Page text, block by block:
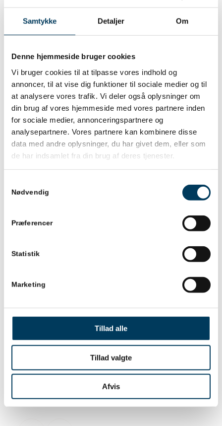
Samtykke Detaljer Om
Denne hjemmeside bruger cookies
Vi bruger cookies til at tilpasse vores indhold og
annoncer, til at vise dig funktioner til sociale medier og til
at analysere vores trafik. Vi deler også oplysninger om
din brug af vores hjemmeside med vores partnere inden
for sociale medier, annonceringspartnere og
analysepartnere. Vores partnere kan kombinere disse
data med andre oplysninger, du har givet dem, eller som
de har indsamlet fra din brug af deres tjenester.
Nødvendig
Præferencer
Statistik
Marketing
Tillad alle
Tillad valgte
Afvis
trykke download – du er nu klar til at benytte filen på
LinkedIn cover
LinkedInopslag
Læs mere om SYMPOSIUM 2023 her:
Dansk Projektledelse
Dansk Projektledelse er en
medlemsorganisation for ledere
programmer og porteføljer i
medlemmer og vi er ledet af
medlemmer i et tæt samarbejde
med vores sekretariat. Vores
mellem os – og det på tværs af
brancher, sektorer og erfaringer.
Share this entry